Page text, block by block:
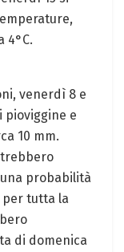
4°C.
venerdì 8 e
pioviggine e
10 mm.
probabilità
per tutta la
di domenica